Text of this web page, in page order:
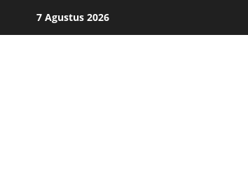
7 Agustus 2026